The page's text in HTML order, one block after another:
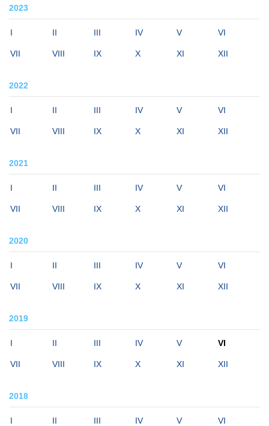
2023
I II III IV V VI
VII VIII IX X XI XII
2022
I II III IV V VI
VII VIII IX X XI XII
2021
I II III IV V VI
VII VIII IX X XI XII
2020
I II III IV V VI
VII VIII IX X XI XII
2019
I II III IV V VI
VII VIII IX X XI XII
2018
I II III IV V VI